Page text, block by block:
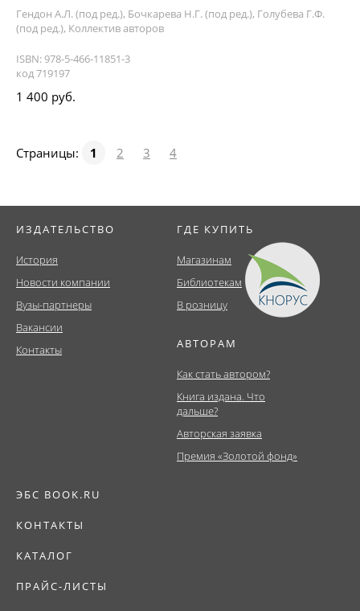
Гендон А.Л. (под ред.), Бочкарева Н.Г. (под ред.), Голубева Г.Ф.
(под ред.), Коллектив авторов
ISBN: 978-5-466-11851-3
код 719197
1 400 руб.
Страницы: 1 2 3 4
ИЗДАТЕЛЬСТВО
История
Новости компании
Вузы-партнеры
Вакансии
Контакты
ГДЕ КУПИТЬ
Магазинам
Библиотекам
В розницу
АВТОРАМ
Как стать автором?
Книга издана. Что
дальше?
Авторская заявка
Премия «Золотой фонд»
ЭБС BOOK.RU
КОНТАКТЫ
КАТАЛОГ
ПРАЙС-ЛИСТЫ